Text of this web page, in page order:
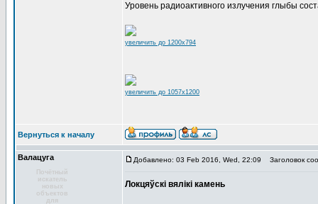
Уровень радиоактивного излучения глыбы
увеличить до 1200x794
увеличить до 1057x1200
Вернуться к началу
Валацуга
Почётный
искатель
новых
объектов
для
Добавлено: 03 Feb 2016, Wed, 22:09 Заголовок
Локцяўскі вялікі камень